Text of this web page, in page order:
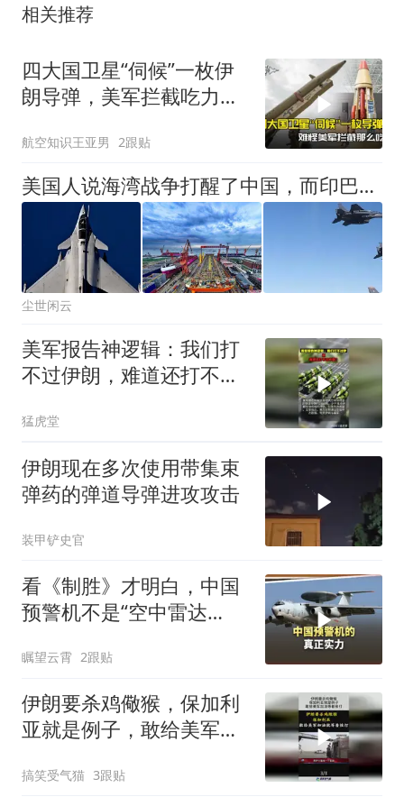
相关推荐
四大国卫星“伺候”一枚伊
朗导弹，美军拦截吃力的
航空知识王亚男 2跟贴
美国人说海湾战争打醒了中国，而印巴冲突，中国军工打懵全世界了
尘世闲云
美军报告神逻辑：我们打
不过伊朗，难道还打不过
猛虎堂
伊朗现在多次使用带集束
弹药的弹道导弹进攻攻击
装甲铲史官
看《制胜》才明白，中国
预警机不是“空中雷达
瞩望云霄 2跟贴
伊朗要杀鸡儆猴，保加利
亚就是例子，敢给美军加
搞笑受气猫 3跟贴